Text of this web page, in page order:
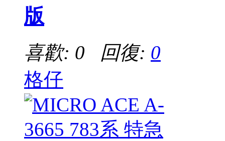
版
喜歡: 0 回復: 0
格仔